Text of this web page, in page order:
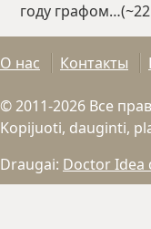
году
О нас Контакты
© 2011-2026 Все
Kopijuoti, dauginti,
Draugai: Doctor Idea